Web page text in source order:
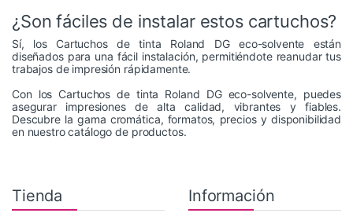
¿Son fáciles de instalar estos cartuchos?
Sí, los Cartuchos de tinta Roland DG eco-solvente están
diseñados para una fácil instalación, permitiéndote reanudar tus
trabajos de impresión rápidamente.
Con los Cartuchos de tinta Roland DG eco-solvente, puedes
asegurar impresiones de alta calidad, vibrantes y fiables.
Descubre la gama cromática, formatos, precios y disponibilidad
en nuestro catálogo de productos.
Tienda Información